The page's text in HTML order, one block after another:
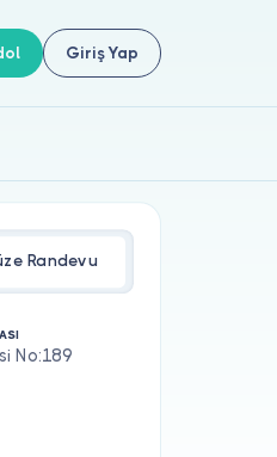
Giriş Yap
Randevu
No:189